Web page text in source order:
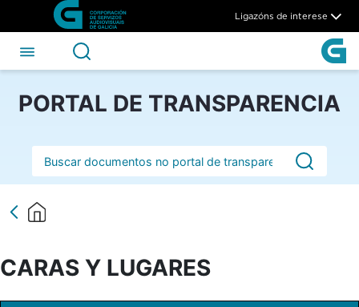
Skip to Main Content
CARAS Y LUGARES - CSAG
Ligazóns de interese
PORTAL DE TRANSPARENCIA
Barra de busca
CARAS Y LUGARES